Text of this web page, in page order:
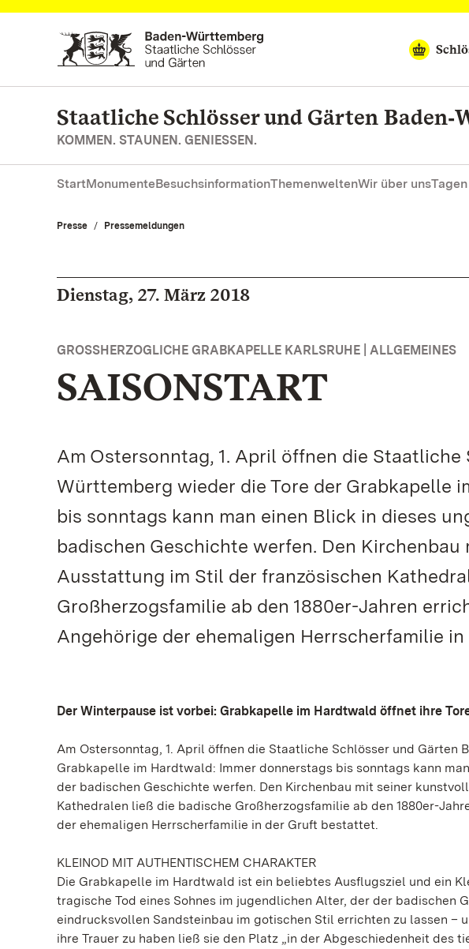
Zum Hauptinhalt springen
Staatliche Schlösser und Gärten
KOMMEN. STAUNEN. GENIESSEN.
StartMonumenteBesuchsinformationThemenweltenWir über uns
Presse Pressemeldungen
Dienstag, 27. März 2018
GROSSHERZOGLICHE GRABKAPELLE KARLSRUHE | ALLGEMEINES
SAISONSTART
Am Ostersonntag, 1. April öffnen die
Württemberg wieder die Tore der Grabkapelle
bis sonntags kann man einen Blick in dieses
badischen Geschichte werfen. Den
Ausstattung im Stil der französischen
Großherzogsfamilie ab den 1880er-Jahren
Angehörige der ehemaligen Herrscherfamilie
Der Winterpause ist vorbei: Grabkapelle im Hardtwald öffnet ihre
Am Ostersonntag, 1. April öffnen die Staatliche Schlösser und Gärten
Grabkapelle im Hardtwald: Immer donnerstags bis sonntags kann
der badischen Geschichte werfen. Den Kirchenbau mit seiner
Kathedralen ließ die badische Großherzogsfamilie ab den 1880er-
der ehemaligen Herrscherfamilie in der Gruft bestattet.
KLEINOD MIT AUTHENTISCHEM CHARAKTER
Die Grabkapelle im Hardtwald ist ein beliebtes Ausflugsziel und ein
tragische Tod eines Sohnes im jugendlichen Alter, der der badischen
eindrucksvollen Sandsteinbau im gotischen Stil errichten zu lassen –
ihre Trauer zu haben ließ sie den Platz „in der Abgeschiedenheit des